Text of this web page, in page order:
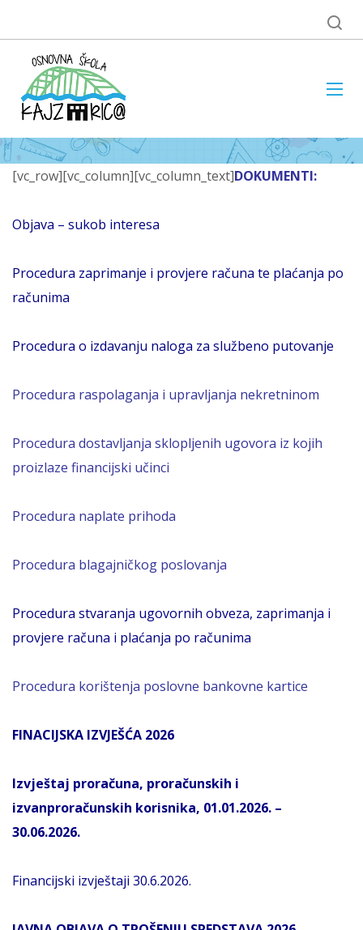
[vc_row][vc_column][vc_column_text]DOKUMENTI:
Objava – sukob interesa
Procedura zaprimanje i provjere računa te plaćanja po
računima
Procedura o izdavanju naloga za službeno putovanje
Procedura raspolaganja i upravljanja nekretninom
Procedura dostavljanja sklopljenih ugovora iz kojih
proizlaze financijski učinci
Procedura naplate prihoda
Procedura blagajničkog poslovanja
Procedura stvaranja ugovornih obveza, zaprimanja i
provjere računa i plaćanja po računima
Procedura korištenja poslovne bankovne kartice
FINACIJSKA IZVJEŠĆA 2026
Izvještaj proračuna, proračunskih i
izvanproračunskih korisnika, 01.01.2026. –
30.06.2026.
Financijski izvještaji 30.6.2026.